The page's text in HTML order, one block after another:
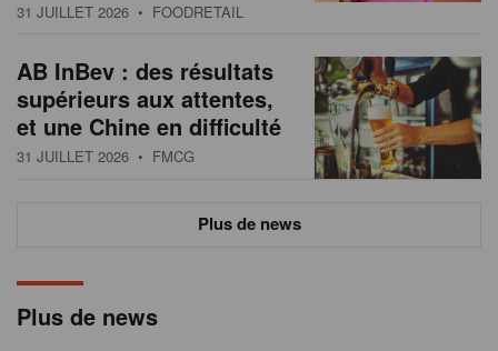
Plus de news
31 JUILLET 2026 • FOODRETAIL
AB InBev : des résultats
supérieurs aux attentes,
et une Chine en difficulté
31 JUILLET 2026 • FMCG
Plus de news